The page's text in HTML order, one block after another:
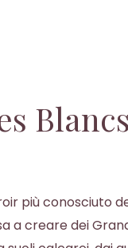
Blancs
più conosciuto
a creare dei